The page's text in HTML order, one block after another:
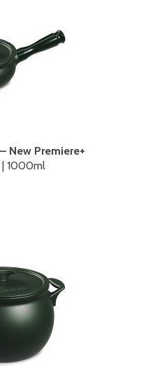
New Premiere+
| 1000ml